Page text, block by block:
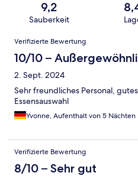
9,2
Sauberkeit
Bewertungen
Verifizierte Bewertung
10/10 –
2. Sept. 2024
Sehr freundliches Personal,
Essensauswahl
Yvonne, Aufenthalt von 5 Nächten
Verifizierte Bewertung
8/10 – Sehr gut